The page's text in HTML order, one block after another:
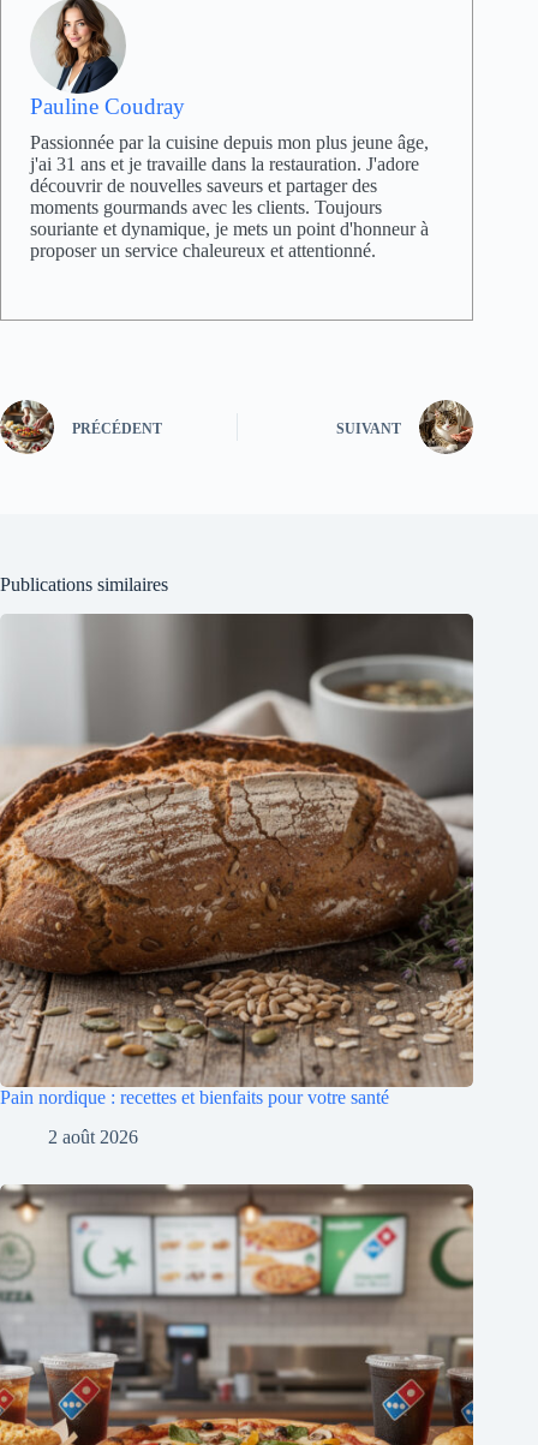
Pauline Coudray
Passionnée par la cuisine depuis mon plus jeune âge,
j'ai 31 ans et je travaille dans la restauration. J'adore
découvrir de nouvelles saveurs et partager des
moments gourmands avec les clients. Toujours
souriante et dynamique, je mets un point d'honneur à
proposer un service chaleureux et attentionné.
PRÉCÉDENT SUIVANT
Publications similaires
Pain nordique : recettes et bienfaits pour votre santé
2 août 2026